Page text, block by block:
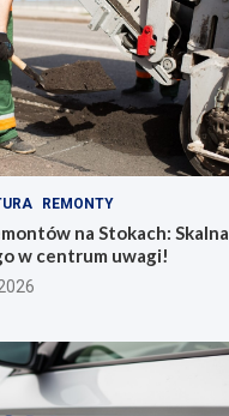
REMONTY
na Stokach:
w centrum uwagi!